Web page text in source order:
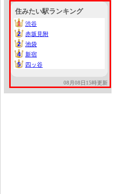
住みたい駅ランキング
1
1
渋谷
2
2
赤坂見附
2
2
池袋
4
4
新宿
5
5 四ッ谷
08月08日15時更新